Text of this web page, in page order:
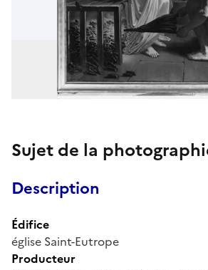
Sujet de la
Description
Édifice
église Saint-Eutrope
Producteur